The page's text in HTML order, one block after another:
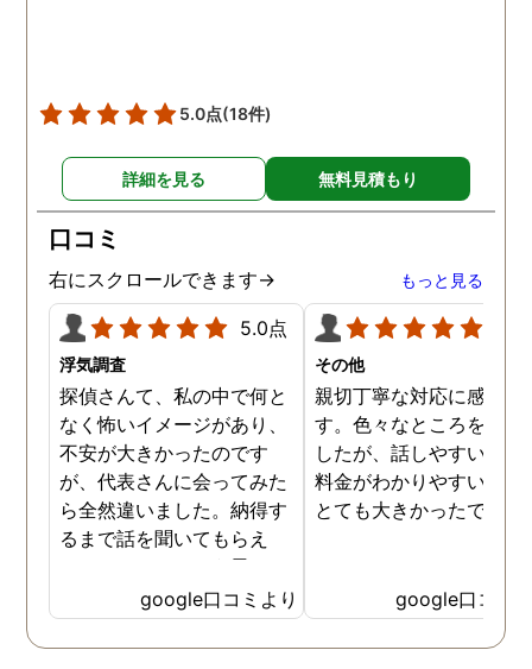
5.0点(18件)
詳細を見る 無料見積もり
口コミ
右にスクロールできます→ もっと見る
5.0点
浮気調査
探偵さんて、私の中で何と
なく怖いイメージがあり、
不安が大きかったのです
が、代表さんに会ってみた
ら全然違いました。納得す
るまで話を聞いてもらえ
て、ここならという思いで
依頼しました。代表さんが
私と一緒に戦ってくれてる
感じがして、心強かったで
google口コミより
その他
親切丁寧な対応に感謝し
す。色々なところを探し
したが、話しやすいこと
料金がわかりやすいこと
とても大きかったです。
google口コミ